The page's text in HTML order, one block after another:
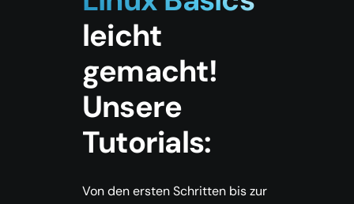
leicht
gemacht!
Unsere
Tutorials:
Von den ersten Schritten bis zur